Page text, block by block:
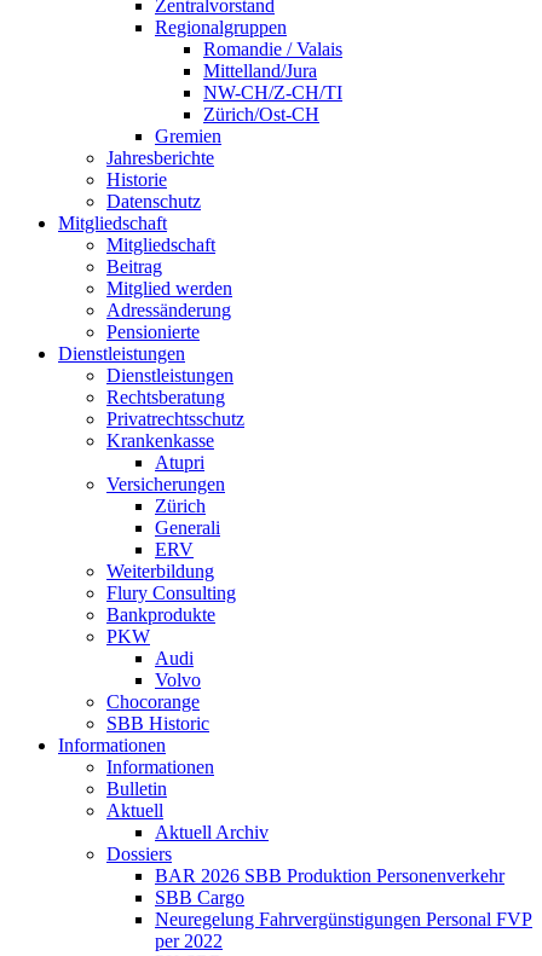
Zentralvorstand
Regionalgruppen
Romandie / Valais
Mittelland/Jura
NW-CH/Z-CH/TI
Zürich/Ost-CH
Gremien
Jahresberichte
Historie
Datenschutz
Mitgliedschaft
Mitgliedschaft
Beitrag
Mitglied werden
Adressänderung
Pensionierte
Dienstleistungen
Dienstleistungen
Rechtsberatung
Privatrechtsschutz
Krankenkasse
Atupri
Versicherungen
Zürich
Generali
ERV
Weiterbildung
Flury Consulting
Bankprodukte
PKW
Audi
Volvo
Chocorange
SBB Historic
Informationen
Informationen
Bulletin
Aktuell
Aktuell Archiv
Dossiers
BAR 2026 SBB Produktion Personenverkehr
SBB Cargo
Neuregelung Fahrvergünstigungen Personal FVP
per 2022